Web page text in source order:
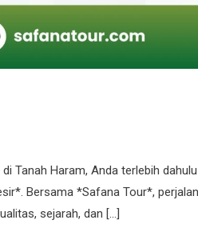
Tanah Haram, Anda terlebih dahulu
Bersama *Safana Tour*,
sejarah, dan […]